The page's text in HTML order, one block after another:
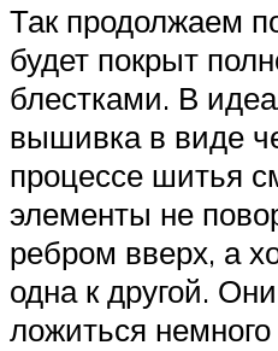
Так продолжаем
будет покрыт
блестками. В
вышивка в виде
процессе шитья
элементы не
ребром вверх, а
одна к другой.
ложиться немного